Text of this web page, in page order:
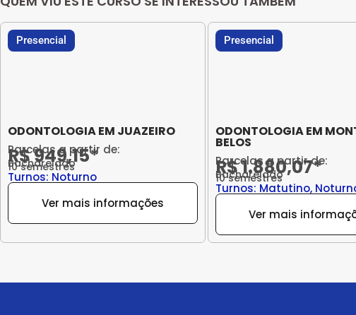
Presencial
ODONTOLOGIA EM JUAZEIRO
Parcelas a partir de:
R$ 949,15*
Bacharelado
10 semestres
Turnos: Noturno
Ver mais informações
Presencial
ODONTOLOGIA EM
BELOS
Parcelas a partir de:
R$ 1.880,07*
Bacharelado
10 semestres
Turnos: Matutino,
Ver mais